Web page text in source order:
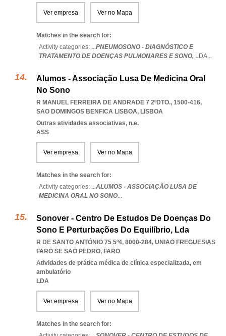
Ver empresa Ver no Mapa
Matches in the search for:
Activity categories: ...PNEUMOSONO - DIAGNÓSTICO E
TRATAMENTO DE DOENÇAS PULMONARES E SONO, LDA...
Alumos - Associação Lusa De Medicina Oral
No Sono
R MANUEL FERREIRA DE ANDRADE 7 2ºDTO., 1500-416,
SAO DOMINGOS BENFICA LISBOA, LISBOA
Outras atividades associativas, n.e.
ASS
Ver empresa Ver no Mapa
Matches in the search for:
Activity categories: ...ALUMOS - ASSOCIAÇÃO LUSA DE
MEDICINA ORAL NO SONO...
Sonover - Centro De Estudos De Doenças Do
Sono E Perturbações Do Equilíbrio, Lda
R DE SANTO ANTÓNIO 75 5º4, 8000-284, UNIAO FREGUESIAS
FARO SE SAO PEDRO, FARO
Atividades de prática médica de clínica especializada, em
ambulatório
LDA
Ver empresa Ver no Mapa
Matches in the search for: